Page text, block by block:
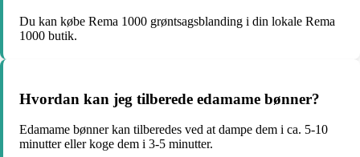
Du kan købe Rema 1000 grøntsagsblanding i din lokale Rema
1000 butik.
Hvordan kan jeg tilberede edamame bønner?
Edamame bønner kan tilberedes ved at dampe dem i ca. 5-10
minutter eller koge dem i 3-5 minutter.